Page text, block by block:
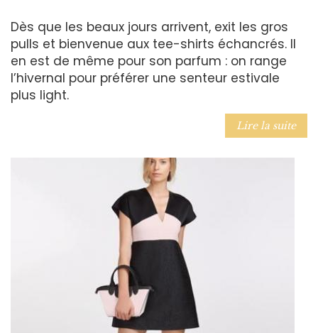
Dès que les beaux jours arrivent, exit les gros
pulls et bienvenue aux tee-shirts échancrés. Il
en est de même pour son parfum : on range
l’hivernal pour préférer une senteur estivale
plus light.
Lire la suite